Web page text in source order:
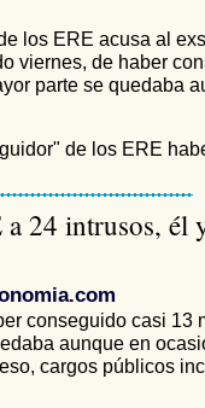
los ERE acusa al
viernes, de haber
parte se quedaba
de los ERE
24 intrusos, él
conseguido casi 13
aunque en
cargos públicos